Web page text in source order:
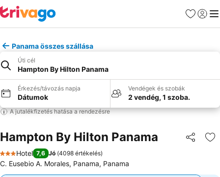
Kedvencek
Panama összes szállása
Úti cél
Hampton By Hilton Panama
Érkezés/távozás napja
Dátumok
Vendégek és szobák
2 vendég, 1 szoba.
A jutalékfizetés hatása a rendezésre
Hampton By Hilton Panama
3 Kategória
Hotel 7,6 Jó (4098 értékelés)
C. Eusebio A. Morales, Panama, Panama